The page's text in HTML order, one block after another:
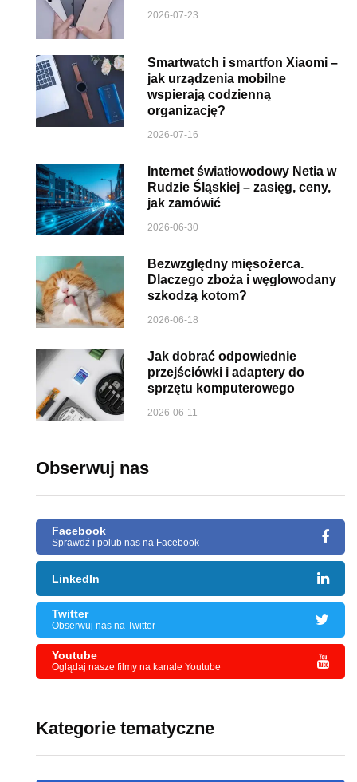
2026-07-23
Smartwatch i smartfon Xiaomi –
jak urządzenia mobilne
wspierają codzienną
organizację?
2026-07-16
Internet światłowodowy Netia w
Rudzie Śląskiej – zasięg, ceny,
jak zamówić
2026-06-30
Bezwzględny mięsożerca.
Dlaczego zboża i węglowodany
szkodzą kotom?
2026-06-18
Jak dobrać odpowiednie
przejściówki i adaptery do
sprzętu komputerowego
2026-06-11
Obserwuj nas
Facebook
Sprawdź i polub nas na Facebook
LinkedIn
Twitter
Obserwuj nas na Twitter
Youtube
Oglądaj nasze filmy na kanale Youtube
Kategorie tematyczne